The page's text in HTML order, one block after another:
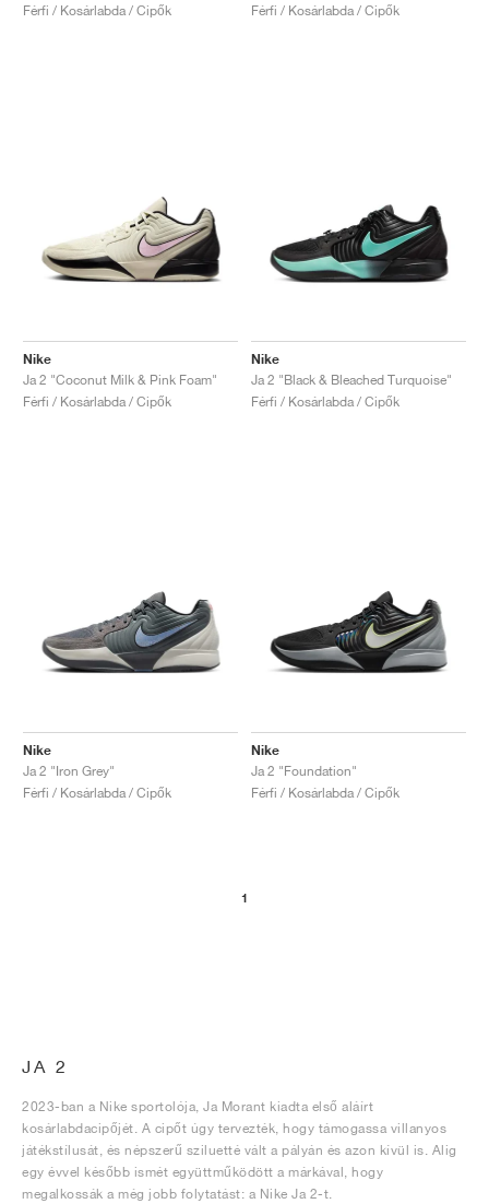
Férfi / Kosárlabda / Cipők
Férfi / Kosárlabda / Cipők
Nike
Ja 2 "Coconut Milk & Pink Foam"
Férfi / Kosárlabda / Cipők
Nike
Ja 2 "Black & Bleached Turquoise"
Férfi / Kosárlabda / Cipők
Nike
Ja 2 "Iron Grey"
Férfi / Kosárlabda / Cipők
Nike
Ja 2 "Foundation"
Férfi / Kosárlabda / Cipők
1
JA 2
2023-ban a Nike sportolója, Ja Morant kiadta első aláírt
kosárlabdacipőjét. A cipőt úgy tervezték, hogy támogassa villanyos
játékstílusát, és népszerű sziluetté vált a pályán és azon kívül is. Alig
egy évvel később ismét együttműködött a márkával, hogy
megalkossák a még jobb folytatást: a Nike Ja 2-t.